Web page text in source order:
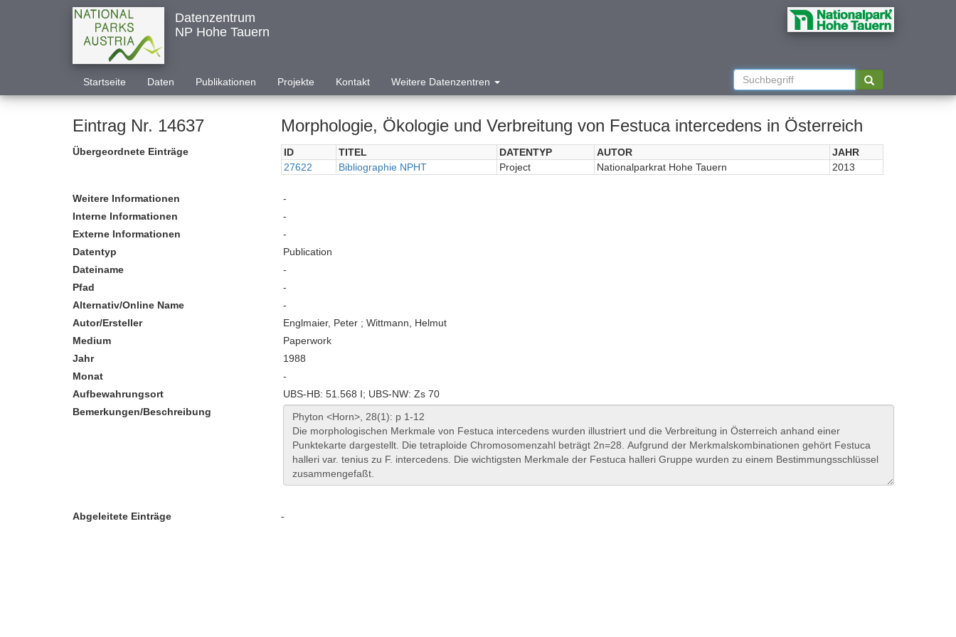
Datenzentrum
NP Hohe Tauern
Startseite Daten Publikationen Projekte Kontakt Weitere Datenzentren
Eintrag Nr. 14637 Morphologie, Ökologie und Verbreitung von Festuca intercedens in Österreich
Übergeordnete Einträge ID TITEL DATENTYP AUTOR
JAHR
27622
Bibliographie NPHT Project Nationalparkrat Hohe Tauern 2013
Weitere Informationen
-
Interne Informationen
-
Externe Informationen
-
Datentyp
Publication
Dateiname
-
Pfad
-
Alternativ/Online Name
-
Autor/Ersteller
Englmaier, Peter ; Wittmann, Helmut
Medium
Paperwork
Jahr
1988
Monat
-
Aufbewahrungsort
UBS-HB: 51.568 I; UBS-NW: Zs 70
Bemerkungen/Beschreibung
Abgeleitete Einträge -